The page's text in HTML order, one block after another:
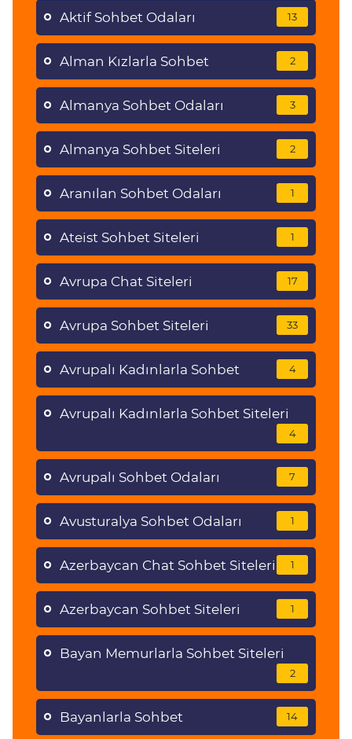
Aktif Sohbet Odaları 13
Alman Kızlarla Sohbet 2
Almanya Sohbet Odaları 3
Almanya Sohbet Siteleri 2
Aranılan Sohbet Odaları 1
Ateist Sohbet Siteleri 1
Avrupa Chat Siteleri 17
Avrupa Sohbet Siteleri 33
Avrupalı Kadınlarla Sohbet 4
Avrupalı Kadınlarla Sohbet Siteleri
4
Avrupalı Sohbet Odaları 7
Avusturalya Sohbet Odaları 1
Azerbaycan Chat Sohbet Siteleri 1
Azerbaycan Sohbet Siteleri 1
Bayan Memurlarla Sohbet Siteleri
2
Bayanlarla Sohbet 14